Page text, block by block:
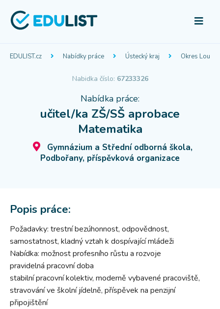
EDULIST.cz Nabídky práce Ústecký kraj Okres Louny
Nabidka číslo: 67233326
Nabídka práce:
učitel/ka ZŠ/SŠ aprobace
Matematika
Gymnázium a Střední odborná škola,
Podbořany, příspěvková organizace
Popis práce:
Požadavky: trestní bezúhonnost, odpovědnost,
samostatnost, kladný vztah k dospívající mládeži
Nabídka: možnost profesního růstu a rozvoje
pravidelná pracovní doba
stabilní pracovní kolektiv, moderně vybavené pracoviště,
stravování ve školní jídelně, příspěvek na penzijní
připojištění